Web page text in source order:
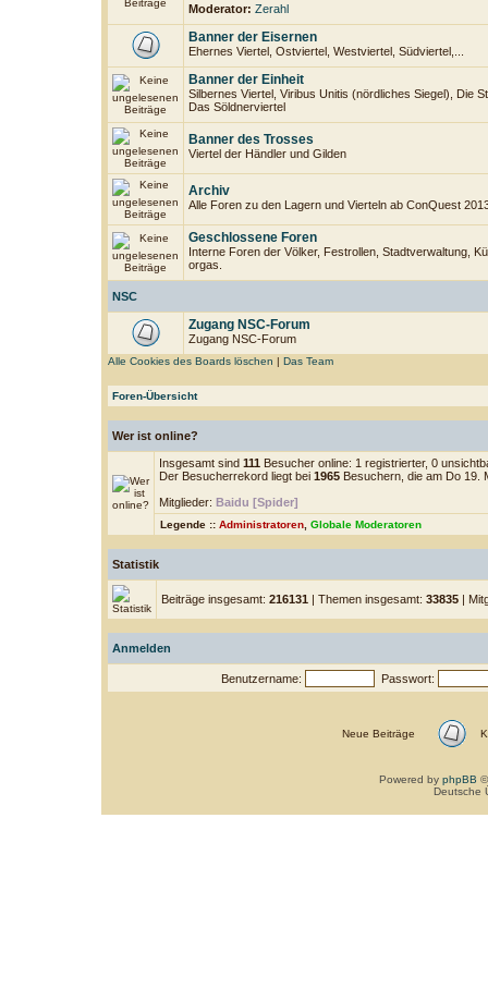
Moderator: Zerahl
Banner der Eisernen
Ehernes Viertel, Ostviertel, Westviertel, Südviertel,...
Banner der Einheit
Silbernes Viertel, Viribus Unitis (nördliches Siegel), Die
Das Söldnerviertel
Banner des Trosses
Viertel der Händler und Gilden
Archiv
Alle Foren zu den Lagern und Vierteln ab ConQuest
Geschlossene Foren
Interne Foren der Völker, Festrollen, Stadtverwaltung,
orgas.
NSC
Zugang NSC-Forum
Zugang NSC-Forum
Alle Cookies des Boards löschen | Das Team
Foren-Übersicht
Wer ist online?
Insgesamt sind 111 Besucher online: 1 registrierter, 0
Der Besucherrekord liegt bei 1965 Besuchern, die am Do 19.
Mitglieder: Baidu [Spider]
Legende :: Administratoren Globale Moderatoren
Statistik
Beiträge insgesamt: 216131 | Themen insgesamt: 33835 |
Anmelden
Benutzername: Passwort:
Neue Beiträge
Powered by phpBB
Deutsche